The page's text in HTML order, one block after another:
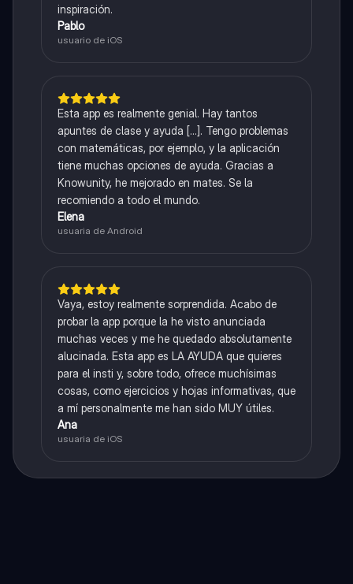
inspiración.
Pablo
usuario de iOS
Esta app es realmente genial. Hay tantos
apuntes de clase y ayuda [...]. Tengo problemas
con matemáticas, por ejemplo, y la aplicación
tiene muchas opciones de ayuda. Gracias a
Knowunity, he mejorado en mates. Se la
recomiendo a todo el mundo.
Elena
usuaria de Android
Vaya, estoy realmente sorprendida. Acabo de
probar la app porque la he visto anunciada
muchas veces y me he quedado absolutamente
alucinada. Esta app es LA AYUDA que quieres
para el insti y, sobre todo, ofrece muchísimas
cosas, como ejercicios y hojas informativas, que
a mí personalmente me han sido MUY útiles.
Ana
usuaria de iOS